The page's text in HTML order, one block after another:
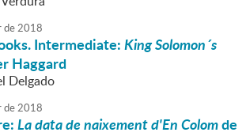
de2018
Intermediate:King Solomon´s
Haggard
Delgado
de2018
La data de naixement d'En Colomde